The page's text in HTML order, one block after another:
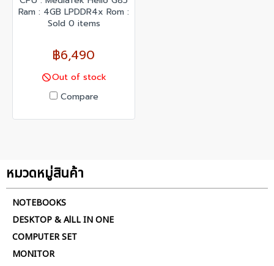
Ram : 4GB LPDDR4x Rom :
128GB eMMC 5.1 Display :
Front Camera : 5.0MP Back
Camera : 8.0MP OS :
5100mAh
Sold 0 items
฿6,490
Out of stock
Compare
หมวดหมู่สินค้า
NOTEBOOKS
DESKTOP & AlLL IN ONE
COMPUTER SET
MONITOR